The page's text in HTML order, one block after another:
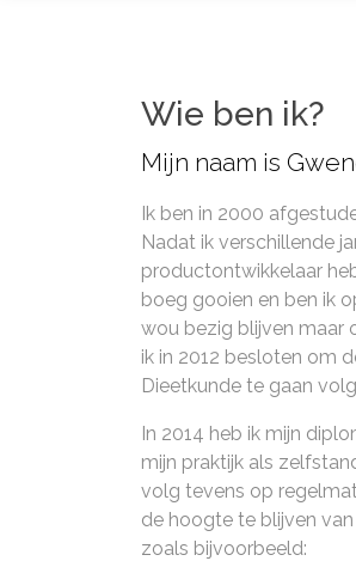
Wie ben ik?
Mijn naam is
Ik ben in 2000
Nadat ik verschillende
productontwikkelaar
boeg gooien en ben ik
wou bezig blijven maar
ik in 2012 besloten om
Dieetkunde te gaan
In 2014 heb ik mijn
mijn praktijk als
volg tevens op
de hoogte te blijven
zoals bijvoorbeeld: